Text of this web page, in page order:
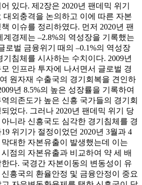
있다. 제2장은 2020년 팬데믹 위기
대외충격을 논의하고 이에 따른 자본
이슈를 정리하였다. 먼저 2020년 팬
계경제는 –2.8%의 역성장을 기록했는
로벌 금융위기 때의 –0.1%의 역성장
기침체를 시사하는 수치이다. 2009년
인프라 투자에 나서면서 글로벌 경
원자재 수출국의 경기회복을 견인하
년 8.5%의 높은 성장률을 기록하여
의존도가 높은 신흥 국가들의 경기회
었다. 그러나 2020년 팬데믹 위기 당
니라 신흥국도 심각한 경기침체를 경
위기가 절정이었던 2020년 3월과 4
대한 자본유출이 발생했는데 이는
점의 자본유출과 비교하여 약 세 배
다. 국경간 자본이동의 변동성이 유
흥국의 환율안정 및 금융안정이 중요